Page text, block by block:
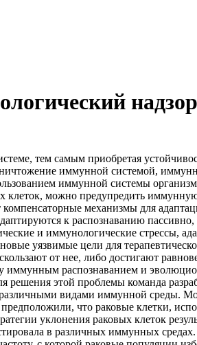
тем самым приобретая
иммунной системой,
иммунной системы
можно предупредить
механизмы для
к распознаванию
и иммунологические стрессы,
уязвимые цели для
от нее, либо достигают
иммунным распознаванием и
этой проблемы команда
видами иммунной среды.
что раковые клетки,
уклонения раковых клеток
в различных иммунных